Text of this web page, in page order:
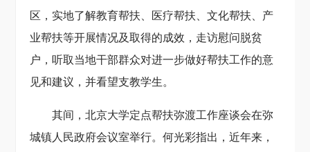
区，实地了解教育帮扶、医疗帮扶、文化帮扶、产
业帮扶等开展情况及取得的成效，走访慰问脱贫
户，听取当地干部群众对进一步做好帮扶工作的意
见和建议，并看望支教学生。
其间，北京大学定点帮扶弥渡工作座谈会在弥
城镇人民政府会议室举行。何光彩指出，近年来，